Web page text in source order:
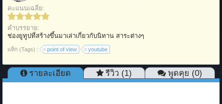
คะแนนเฉลี่ย:
คำบรรยาย:
ช่องยูทูปที่สร้างขึ้นมาเล่าเกี่ยวกับนิทาน สาระต่างๆ
แท็ก (Tags) : point of view youtube
รายละเอียด รีวิว (1) พูดคุย (0)